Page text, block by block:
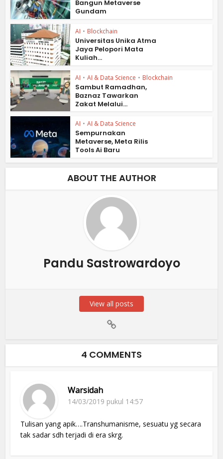
Bangun Metaverse
Gundam
AI • Blockchain
Universitas Unika Atma
Jaya Pelopori Mata
Kuliah...
AI • AI & Data Science • Blockchain
Sambut Ramadhan,
Baznaz Tawarkan
Zakat Melalui...
AI • AI & Data Science
Sempurnakan
Metaverse, Meta Rilis
Tools Ai Baru
ABOUT THE AUTHOR
Pandu Sastrowardoyo
View all posts
4 COMMENTS
Warsidah
14/03/2019 pukul 14:57
Tulisan yang apik….Transhumanisme, sesuatu yg secara
tak sadar sdh terjadi di era skrg.